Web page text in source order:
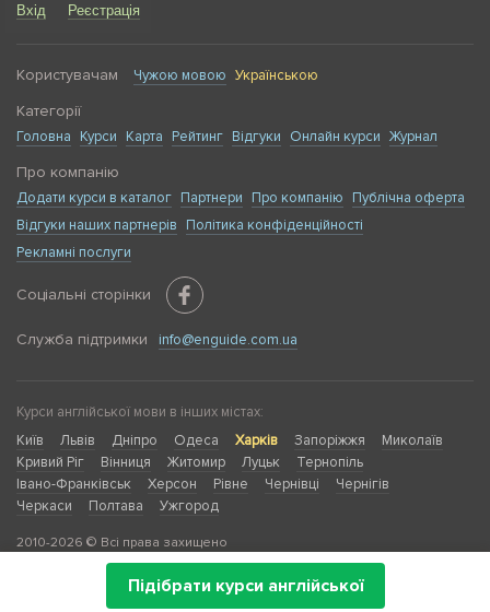
Підібрати курси англійської
Вхід Реєстрація
Користувачам Чужою мовою Українською
Категорії
Головна Курси Карта Рейтинг Відгуки Онлайн курси Журнал
Про компанію
Додати курси в каталог Партнери Про компанію
Публічна оферта
Відгуки наших партнерів
Політика конфіденційності
Рекламні послуги
Соціальні сторінки
Служба підтримки info@enguide.com.ua
Курси англійської мови в інших містах:
Київ
Львів Дніпро Одеса Харків Запоріжжя
Миколаїв
Кривий Ріг
Вінниця Житомир Луцьк
Тернопіль
Івано-Франківськ
Херсон Рівне Чернівці
Чернігів
Черкаси
Полтава Ужгород
2010-2026 © Всі права захищено